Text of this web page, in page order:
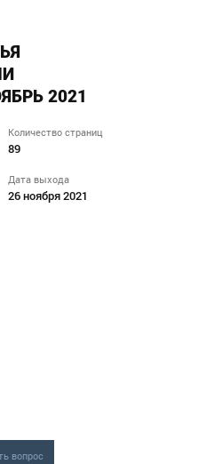
2021
Количество страниц
89
Дата выхода
26 ноября 2021
вопрос